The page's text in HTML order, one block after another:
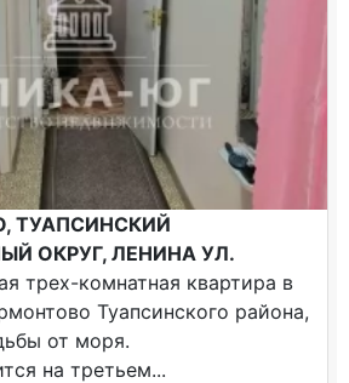
ТУАПСИНСКИЙ
ОКРУГ, ЛЕНИНА УЛ.
трех-комнатная квартира в
Туапсинского района,
от моря.
на третьем...